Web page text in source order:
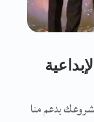
بدعم منا